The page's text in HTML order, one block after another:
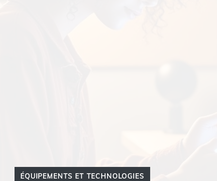
ÉQUIPEMENTS ET TECHNOLOGIES